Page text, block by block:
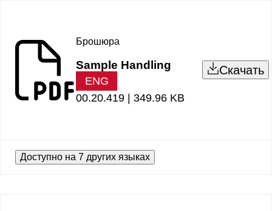
Брошюра
Sample Handling
ENG
00.20.419 | 349.96 KB
Скачать
Доступно на 7 других языках